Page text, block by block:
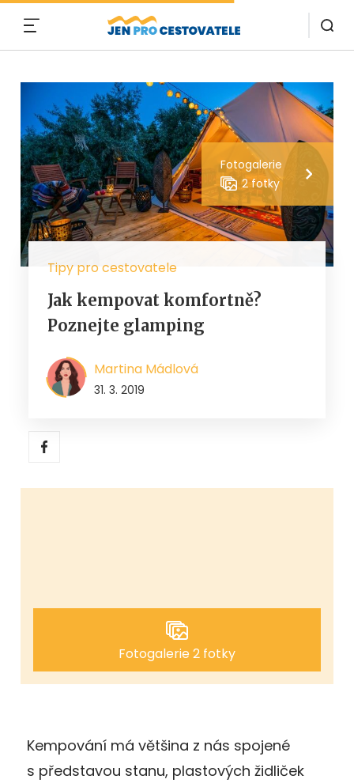
Fotogalerie
2 fotky
Tipy pro cestovatele
Jak kempovat komfortně?
Poznejte glamping
Martina Mádlová
31. 3. 2019
Fotogalerie 2 fotky
Kempování má většina z nás spojené
s představou stanu, plastových židliček